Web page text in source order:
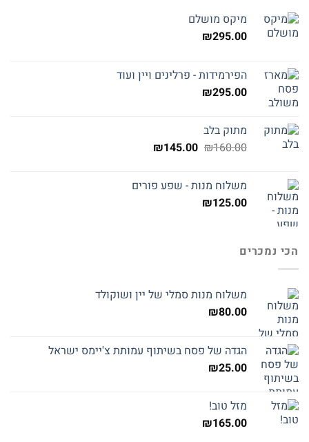
מיקס מושלם
₪295.00
הפירמידות - פרלינים ויין ועוד
₪295.00
מתוק בלב
₪160.00
המחיר
₪160.00.
₪145.00
המחיר
₪145.00.
משלוח מנות - שפע פורים
₪125.00
הכי נמכרים
משלוח מנות סמלי של יין ושוקולד
₪80.00
הגדה של פסח בשיתוף עמותת צ'יימס ישראל
₪25.00
מזל טוב!
₪165.00